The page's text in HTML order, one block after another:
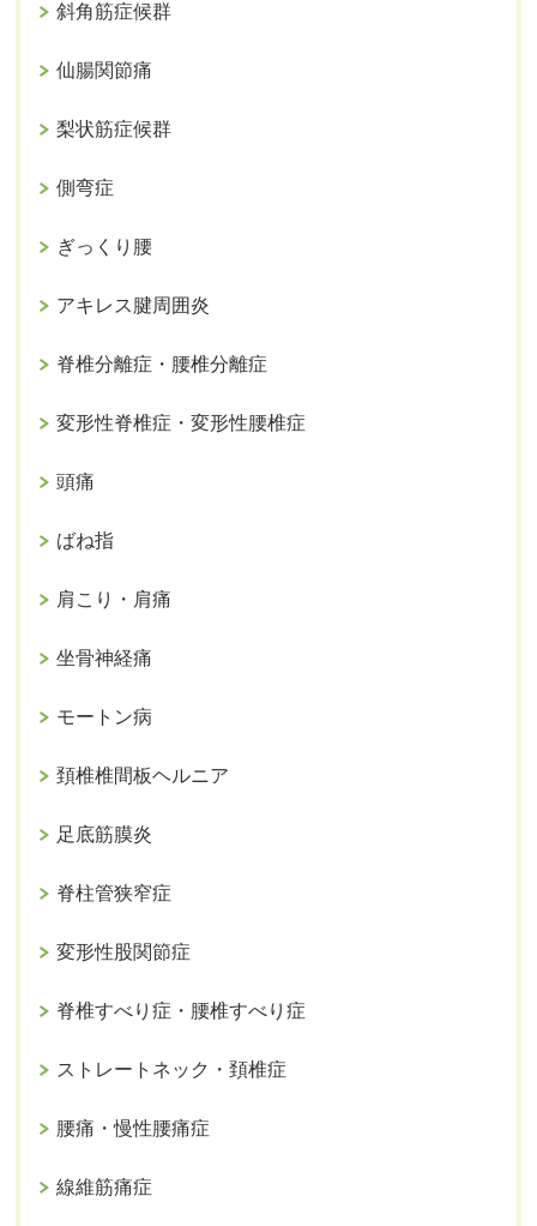
斜角筋症候群
仙腸関節痛
梨状筋症候群
側弯症
ぎっくり腰
アキレス腱周囲炎
脊椎分離症・腰椎分離症
変形性脊椎症・変形性腰椎症
頭痛
ばね指
肩こり・肩痛
坐骨神経痛
モートン病
頚椎椎間板ヘルニア
足底筋膜炎
脊柱管狭窄症
変形性股関節症
脊椎すべり症・腰椎すべり症
ストレートネック・頚椎症
腰痛・慢性腰痛症
線維筋痛症